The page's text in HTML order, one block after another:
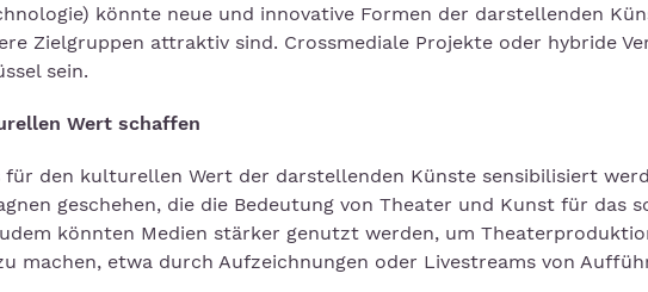
könnte neue und innovative Formen der darstellenden
Zielgruppen attraktiv sind. Crossmediale Projekte oder hybride
sein.
Wert schaffen
für den kulturellen Wert der darstellenden Künste sensibilisiert
geschehen, die die Bedeutung von Theater und Kunst für das
könnten Medien stärker genutzt werden, um
machen, etwa durch Aufzeichnungen oder Livestreams von